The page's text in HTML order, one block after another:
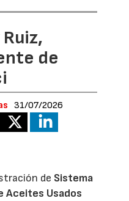
de
31/07/2026
de Sistema
Aceites Usados